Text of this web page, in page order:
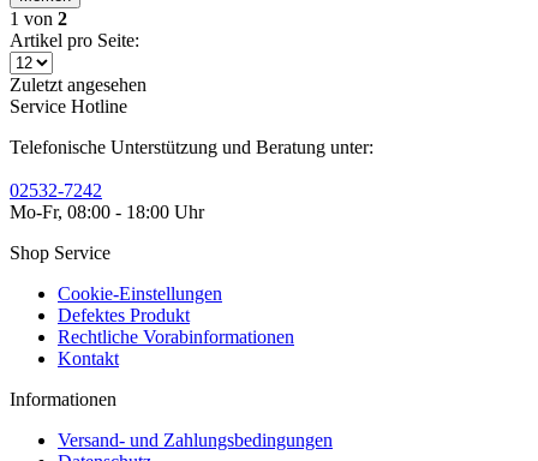
1 von 2
Artikel pro Seite:
Zuletzt angesehen
Service Hotline
Telefonische Unterstützung und Beratung unter:
02532-7242
Mo-Fr, 08:00 - 18:00 Uhr
Shop Service
Cookie-Einstellungen
Defektes Produkt
Rechtliche Vorabinformationen
Kontakt
Informationen
Versand- und Zahlungsbedingungen